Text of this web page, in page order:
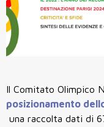
Il Comitato Olimpico
posizionamento
una raccolta dati di